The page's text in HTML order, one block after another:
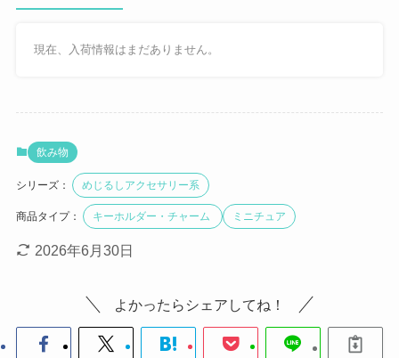
現在、入荷情報はまだありません。
飲み物
シリーズ： めじるしアクセサリー系
商品タイプ： キーホルダー・チャーム ミニチュア
2026年6月30日
よかったらシェアしてね！